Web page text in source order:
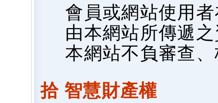
會員或網站使用
由本網站所傳遞
本網站不負審查
拾 智慧財產權